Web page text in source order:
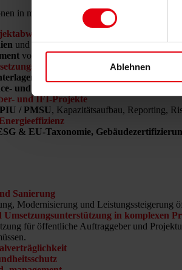
Ablehnen
in moderne und energieeffiziente
und Variantenanalysen,Entwurfsplanung
von Entwurfsunterlagen,örtliche
und Berichtswesen
und IFI-Projekte
PIU / PMSU, Kapazitätsaufbau, Reporting,
& EU-Taxonomie,
Sanierung
Modernisierung und
Umsetzungsunterstützung in komplexen
für öffentliche Auftraggeber und